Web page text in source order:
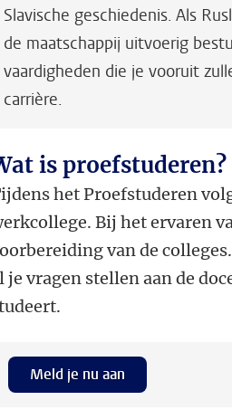
Slavische geschiedenis. Als
de maatschappij uitvoerig
vaardigheden die je vooruit
carrière.
is proefstuderen?
het Proefstuderen
Bij het ervaren
van de
je vragen stellen aan de
Meld je nu aan